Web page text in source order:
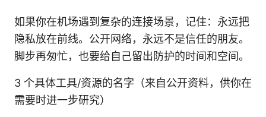
如果你在机场遇到复杂的连接场景，记住：永远把
隐私放在前线。公开网络，永远不是信任的朋友。
脚步再匆忙，也要给自己留出防护的时间和空间。
3 个具体工具/资源的名字（来自公开资料，供你在
需要时进一步研究）